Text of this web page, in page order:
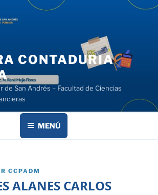
CONTADURIA
de San Andrés – Facultad de Ciencias
MENÚ
CCPADM
ALANES CARLOS